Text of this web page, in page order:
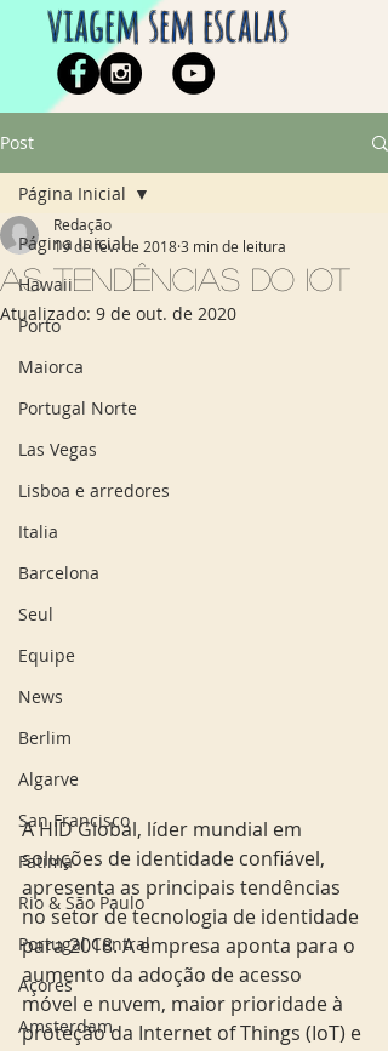
viagem sem escalas
Post
Página Inicial
Hawaii
Porto
Maiorca
Portugal Norte
Las Vegas
Lisboa e arredores
Italia
Barcelona
Seul
Equipe
News
Berlim
Algarve
San Francisco
Fatima
Rio & São Paulo
Portugal Central
Açores
Amsterdam
Página Inicial
As tendências do IoT
Redação
19 de fev. de 20183 min de leitura
Atualizado: 9 de out. de 2020
A HID Global, líder mundial em
soluções de identidade confiável,
apresenta as principais tendências
no setor de tecnologia de identidade
para 2018. A empresa aponta para o
aumento da adoção de acesso
móvel e nuvem, maior prioridade à
proteção da Internet of Things (IoT) e